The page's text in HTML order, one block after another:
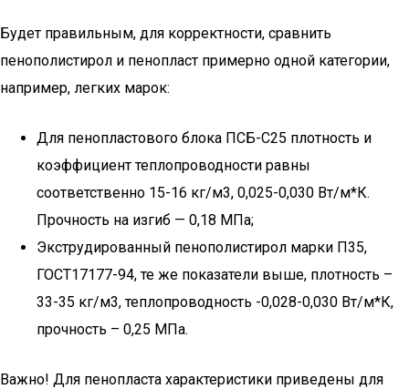
Будет правильным, для корректности, сравнить
пенополистирол и пенопласт примерно одной категории,
например, легких марок:
Для пенопластового блока ПСБ-С25 плотность и
коэффициент теплопроводности равны
соответственно 15-16 кг/м3, 0,025-0,030 Вт/м*К.
Прочность на изгиб — 0,18 МПа;
Экструдированный пенополистирол марки П35,
ГОСТ17177-94, те же показатели выше, плотность –
33-35 кг/м3, теплопроводность -0,028-0,030 Вт/м*К,
прочность – 0,25 МПа.
Важно! Для пенопласта характеристики приведены для